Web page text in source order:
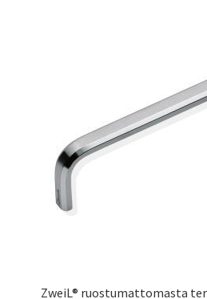
ZweiL® ruostumattomasta